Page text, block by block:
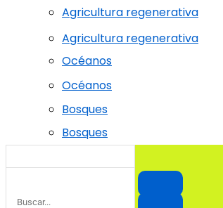
Agricultura regenerativa
Océanos
Bosques
Agricultura regenerativa
Océanos
Bosques